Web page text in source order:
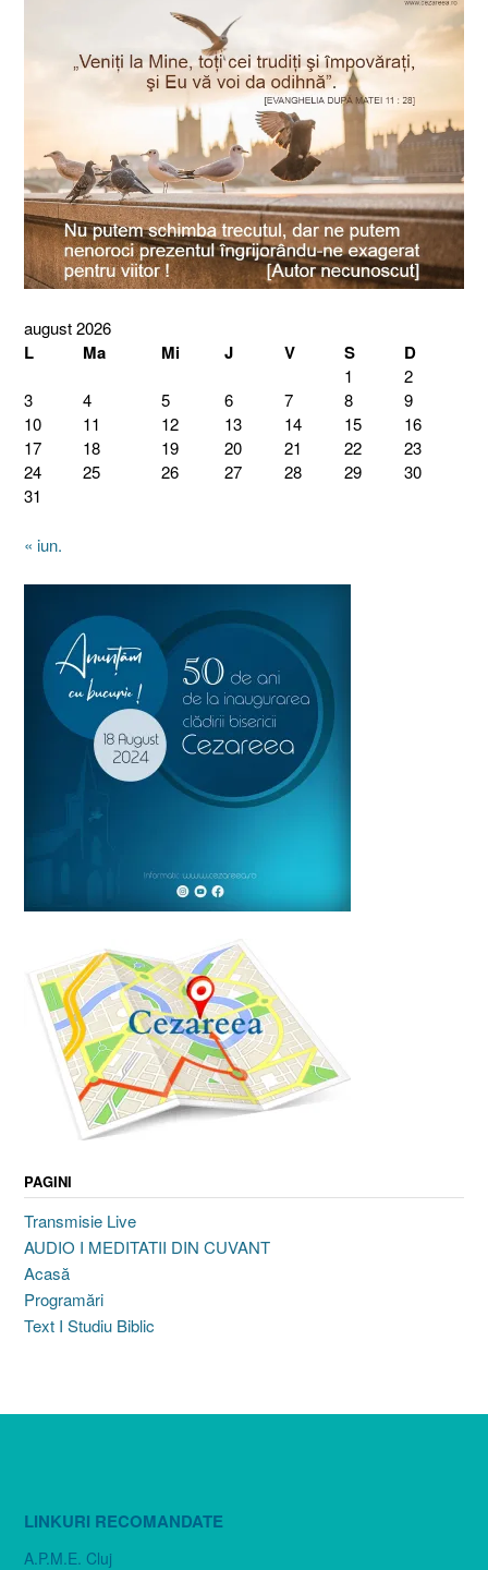
august 2026
L Ma Mi J V S D
1
2
3
4 5 6 7 8
9
10
11 12 13 14 15
16
17
18 19 20 21 22
23
24
25 26 27 28 29
30
31
« iun.
PAGINI
Transmisie Live
AUDIO I MEDITATII DIN CUVANT
Acasă
Programări
Text I Studiu Biblic
LINKURI RECOMANDATE
A.P.M.E. Cluj